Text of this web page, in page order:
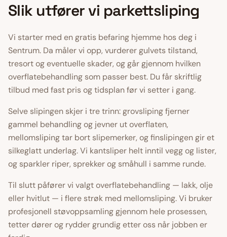
Slik utfører vi parkettsliping
Vi starter med en gratis befaring hjemme hos deg i
Sentrum. Da måler vi opp, vurderer gulvets tilstand,
tresort og eventuelle skader, og går gjennom hvilken
overflatebehandling som passer best. Du får skriftlig
tilbud med fast pris og tidsplan før vi setter i gang.
Selve slipingen skjer i tre trinn: grovsliping fjerner
gammel behandling og jevner ut overflaten,
mellomsliping tar bort slipemerker, og finslipingen gir et
silkeglatt underlag. Vi kantsliper helt inntil vegg og lister,
og sparkler riper, sprekker og småhull i samme runde.
Til slutt påfører vi valgt overflatebehandling — lakk, olje
eller hvitlut — i flere strøk med mellomsliping. Vi bruker
profesjonell støvoppsamling gjennom hele prosessen,
tetter dører og rydder grundig etter oss når jobben er